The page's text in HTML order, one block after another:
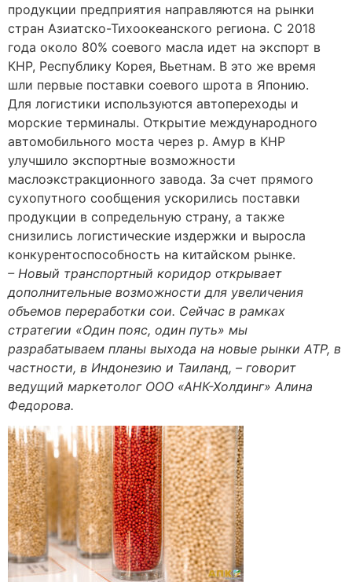
продукции предприятия направляются на рынки
стран Азиатско-Тихоокеанского региона. С 2018
года около 80% соевого масла идет на экспорт в
КНР, Республику Корея, Вьетнам. В это же время
шли первые поставки соевого шрота в Японию.
Для логистики используются автопереходы и
морские терминалы. Открытие международного
автомобильного моста через р. Амур в КНР
улучшило экспортные возможности
маслоэкстракционного завода. За счет прямого
сухопутного сообщения ускорились поставки
продукции в сопредельную страну, а также
снизились логистические издержки и выросла
конкурентоспособность на китайском рынке.
– Новый транспортный коридор открывает
дополнительные возможности для увеличения
объемов переработки сои. Сейчас в рамках
стратегии «Один пояс, один путь» мы
разрабатываем планы выхода на новые рынки АТР, в
частности, в Индонезию и Таиланд, – говорит
ведущий маркетолог ООО «АНК-Холдинг» Алина
Федорова.